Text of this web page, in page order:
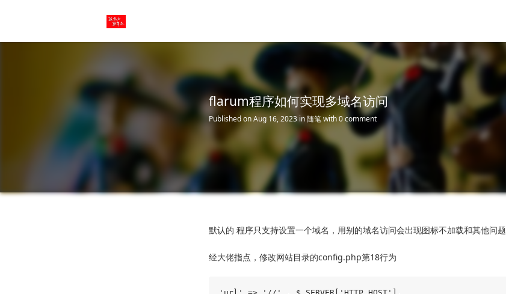
flarum程序如何实现多域名访问
Published on Aug 16, 2023 in随笔with0 comment
默认的 程序只支持设置一个域名，用别的域名访问会出现图标不加载和其他问题
经大佬指点，修改网站目录的config.php第18行为